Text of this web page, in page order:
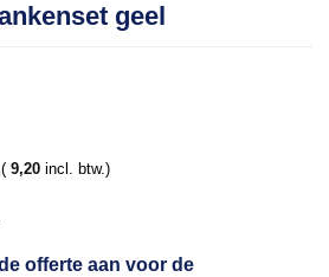
verlanglijst
geel
( 9,20 incl. btw.)
offerte aan voor de